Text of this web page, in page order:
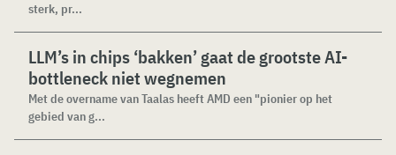
sterk, pr...
LLM’s in chips ‘bakken’ gaat de grootste AI-
bottleneck niet wegnemen
Met de overname van Taalas heeft AMD een "pionier op het
gebied van g...